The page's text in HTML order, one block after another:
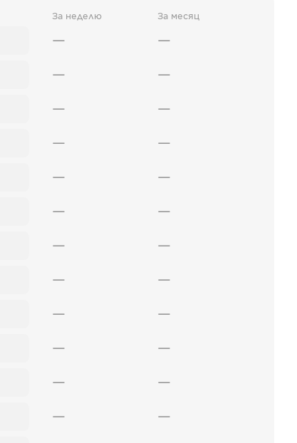
За неделю За месяц
— —
— —
— —
— —
— —
— —
— —
— —
— —
— —
— —
— —